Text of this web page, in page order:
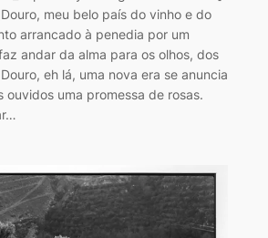
meu belo país do vinho e do
arrancado à penedia por um
andar da alma para os olhos, dos
eh lá, uma nova era se anuncia
ouvidos uma promessa de rosas.